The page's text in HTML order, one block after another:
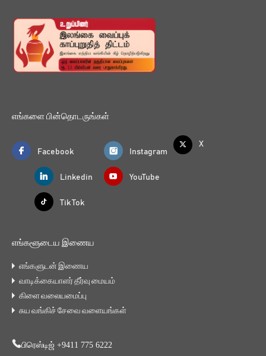
எங்களை பின்தொடருங்கள்
Facebook Instagram
X
Linkedin YouTube
Tik Tok
எங்களூடைய இணைய
எங்களுடன் இணைய
வாடிக்கையாளர் தீர்வு மையம்
கிளை வலையமைப்பு
சுய வங்கிச் சேவை வளையங்கள்
பிரெஸ்டிஜ் +9411 775 6222